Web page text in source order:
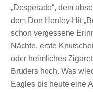
„Desperado“, dem
dem Don Henley-Hit
schon vergessene
Nächte, erste
oder heimliches
Bruders hoch. Was
Eagles bis heute eine